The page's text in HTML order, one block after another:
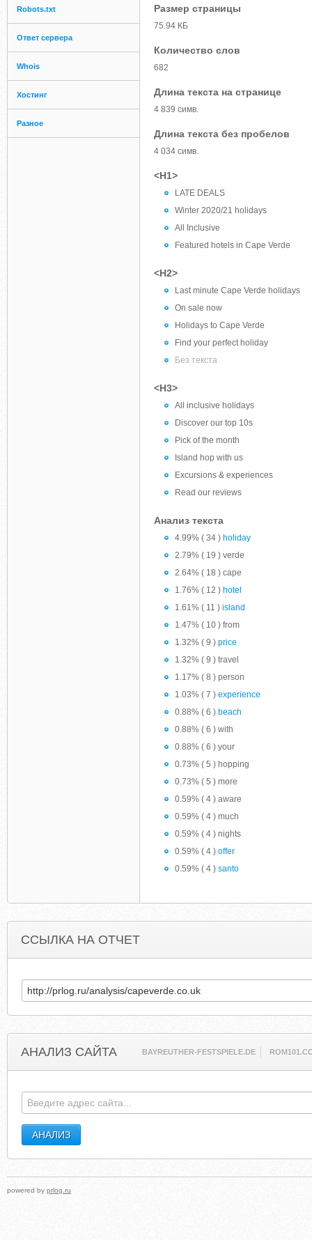
Robots.txt
Ответ сервера
Whois
Хостинг
Разное
Размер страницы
75.94 КБ
Количество слов
682
Длина текста на странице
4 839 симв.
Длина текста без пробелов
4 034 симв.
<H1>
LATE DEALS
Winter 2020/21 holidays
All Inclusive
Featured hotels in Cape Verde
<H2>
Last minute Cape Verde holidays
On sale now
Holidays to Cape Verde
Find your perfect holiday
Без текста
<H3>
All inclusive holidays
Discover our top 10s
Pick of the month
Island hop with us
Excursions & experiences
Read our reviews
Анализ текста
4.99% ( 34 ) holiday
2.79% ( 19 ) verde
2.64% ( 18 ) cape
1.76% ( 12 ) hotel
1.61% ( 11 ) island
1.47% ( 10 ) from
1.32% ( 9 ) price
1.32% ( 9 ) travel
1.17% ( 8 ) person
1.03% ( 7 ) experience
0.88% ( 6 ) beach
0.88% ( 6 ) with
0.88% ( 6 ) your
0.73% ( 5 ) hopping
0.73% ( 5 ) more
0.59% ( 4 ) aware
0.59% ( 4 ) much
0.59% ( 4 ) nights
0.59% ( 4 ) offer
0.59% ( 4 ) santo
ССЫЛКА НА ОТЧЕТ
АНАЛИЗ САЙТА BAYREUTHER-FESTSPIELE.DE
powered by prlog.ru